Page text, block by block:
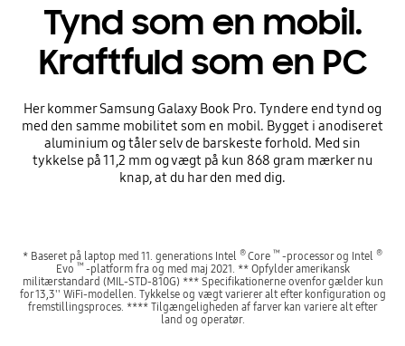
Tynd som en mobil.
Kraftfuld som en PC
Her kommer Samsung Galaxy Book Pro. Tyndere end tynd og
med den samme mobilitet som en mobil. Bygget i anodiseret
aluminium og tåler selv de barskeste forhold. Med sin
tykkelse på 11,2 mm og vægt på kun 868 gram mærker nu
knap, at du har den med dig.
* Baseret på laptop med 11. generations Intel ®Core ™-processor og Intel ®
Evo ™-platform fra og med maj 2021. ** Opfylder amerikansk
militærstandard (MIL-STD-810G) *** Specifikationerne ovenfor gælder kun
for 13,3'' WiFi-modellen. Tykkelse og vægt varierer alt efter konfiguration og
fremstillingsproces. **** Tilgængeligheden af farver kan variere alt efter
land og operatør.